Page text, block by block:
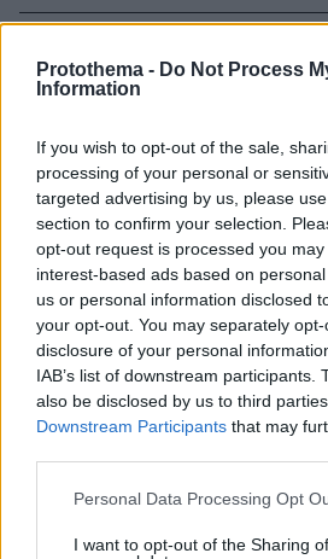
Protothema - Do Not Process
Information
If you wish to opt-out of the sale,
processing of your personal or
targeted advertising by us, please
section to confirm your selection.
opt-out request is processed you
interest-based ads based on
us or personal information disclosed
your opt-out. You may separately
disclosure of your personal
IAB’s list of downstream participants.
also be disclosed by us to third
Downstream Participants that may
Please note that this website/app
not limited to your visit or usage
Personal Data Processing Opt
I want to opt-out of the Sharing
Η μητέρα και ο γιος της που
στις Σέρρες πήγαιναν μαζί για
Τέλος οι πινακίδες αυτοκινήτων
πριν 6 λεπτά
Σύλληψη δώδεκα ατόμων κατά τη
ποδοσφαιρικού αγώνα στο ΟΑΚΑ
πριν 13 λεπτά
Μέχρι το τέλος του καλοκαιριού
έχουν βρει την αληθινή αγάπη
πριν 22 λεπτά
Άρτος: Όσα πρέπει να γνωρίζουμε
μαγιά, το sourdough και το levain
πριν 22 λεπτά
Συνελήφθη 56χρονος στο